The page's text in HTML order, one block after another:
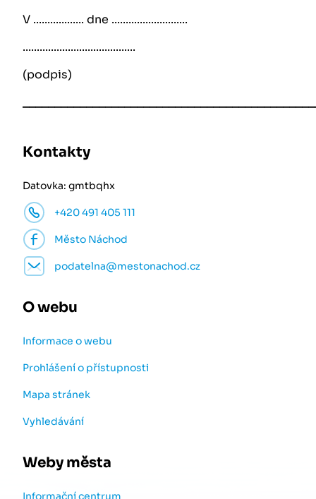
V .................. dne ...........................
........................................
(podpis)
Kontakty
Datovka: gmtbqhx
+420 491 405 111
Město Náchod
podatelna@mestonachod.cz
O webu
Informace o webu
Prohlášení o přístupnosti
Mapa stránek
Vyhledávání
Weby města
Informační centrum